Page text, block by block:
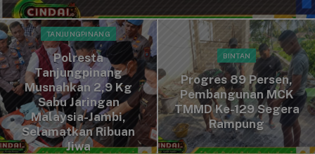
TANJUNGPINANG
Polresta
Tanjungpinang
Musnahkan 2,9 Kg
Sabu Jaringan
Malaysia-Jambi,
Selamatkan Ribuan
Jiwa
BINTAN
Progres 89 Persen,
Pembangunan MCK
TMMD Ke-129 Segera
Rampung